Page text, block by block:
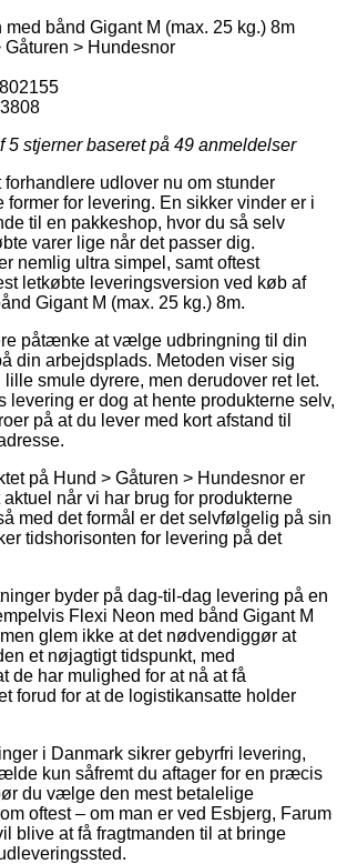
med bånd Gigant M (max. 25 kg.) 8m
Gåturen > Hundesnor
5 stjerner baseret på 49 anmeldelser
forhandlere udlover nu om stunder
former for levering. En sikker vinder er i
til en pakkeshop, hvor du så selv
varer lige når det passer dig.
nemlig ultra simpel, samt oftest
letkøbte leveringsversion ved køb af
Gigant M (max. 25 kg.) 8m.
påtænke at vælge udbringning til din
din arbejdsplads. Metoden viser sig
smule dyrere, men derudover ret let.
levering er dog at hente produkterne selv,
på at du lever med kort afstand til
på Hund > Gåturen > Hundesnor er
når vi har brug for produkterne
med det formål er det selvfølgelig på sin
tidshorisonten for levering på det
byder på dag-til-dag levering på en
Flexi Neon med bånd Gigant M
glem ikke at det nødvendiggør at
et nøjagtigt tidspunkt, med
de har mulighed for at nå at få
forud for at de logistikansatte holder
i Danmark sikrer gebyrfri levering,
kun såfremt du aftager for en præcis
du vælge den mest betalelige
oftest – om man er ved Esbjerg, Farum
blive at få fragtmanden til at bringe